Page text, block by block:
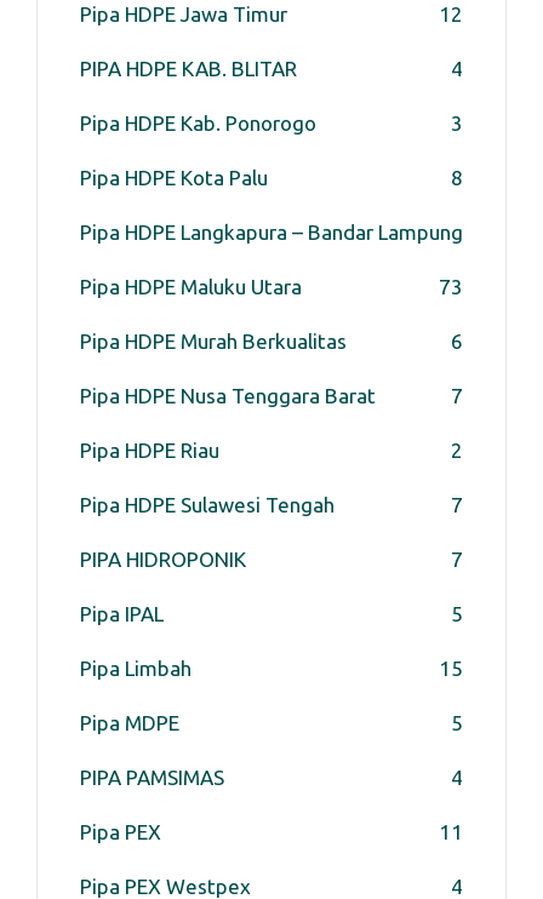
Pipa HDPE Jawa Timur 12
PIPA HDPE KAB. BLITAR 4
Pipa HDPE Kab. Ponorogo 3
Pipa HDPE Kota Palu 8
Pipa HDPE Langkapura – Bandar Lampung
3
Pipa HDPE Maluku Utara 7
Pipa HDPE Murah Berkualitas 6
Pipa HDPE Nusa Tenggara Barat 7
Pipa HDPE Riau 2
Pipa HDPE Sulawesi Tengah 7
PIPA HIDROPONIK 7
Pipa IPAL 5
Pipa Limbah 15
Pipa MDPE 5
PIPA PAMSIMAS 4
Pipa PEX 11
Pipa PEX Westpex 4